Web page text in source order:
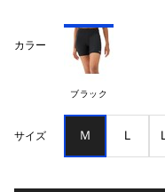
カラー
ブラック
サイズ Ｍ Ｌ